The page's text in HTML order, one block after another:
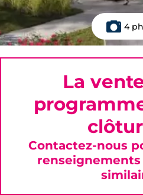
4
La
Contactez-nous